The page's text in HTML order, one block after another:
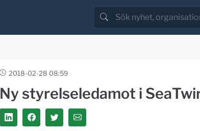
2018-02-28 08:59
Ny styrelseledamot i